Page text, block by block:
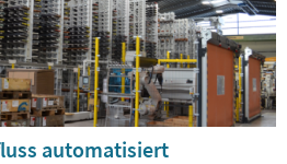
automatisiert